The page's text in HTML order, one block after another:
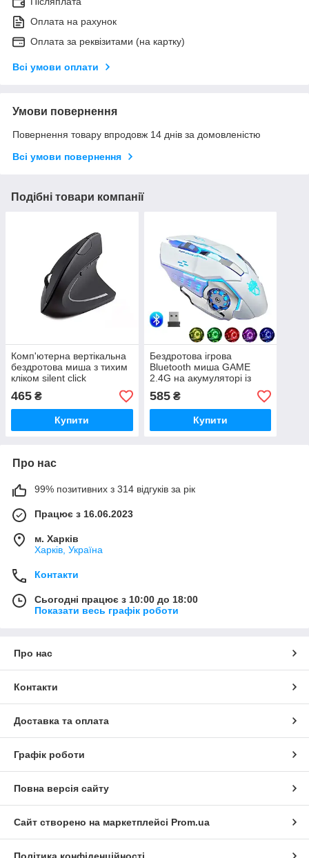
Оплата на рахунок
Оплата за реквізитами (на картку)
Всі умови оплати
Умови повернення
Повернення товару впродовж 14 днів за домовленістю
Всі умови повернення
Подібні товари компанії
Комп'ютерна вертікальна
бездротова миша з тихим
кліком silent click
465 ₴
Купити
Бездротова ігрова
Bluetooth миша GAME
2.4G на акумуляторі із
тихим кліком Silent click
585₴
Купити
Про нас
99% позитивних з 314 відгуків за рік
Працює з 16.06.2023
м. Харків
Харків, Україна
Контакти
Сьогодні працює з 10:00 до 18:00
Показати весь графік роботи
Про нас
Контакти
Доставка та оплата
Графік роботи
Повна версія сайту
Сайт створено на маркетплейсі Prom.ua